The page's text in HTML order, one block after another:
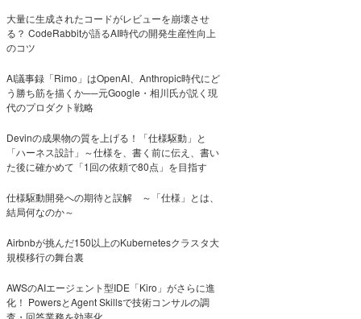
大量に生成されたコードがレビューを崩壊させ
る？ CodeRabbitが語るAI時代の開発生産性向上
のコツ
AI議事録「Rimo」はOpenAI、Anthropic時代にど
う勝ち筋を描くか──元Google・相川氏が説く現
代のプロダクト戦略
Devinの成果物の質を上げる！「仕様駆動」と
「ハーネス設計」～仕様を、書く前に伝え、書い
た後に確かめて「1回の依頼で80点」を目指す
仕様駆動開発への期待と誤解 ～「仕様」とは、
結局何なのか～
Airbnbが挑んだ150以上のKubernetesクラスタ大
規模移行の舞台裏
AWSのAIエージェント型IDE「Kiro」がさらに進
化！ PowersとAgent Skillsで技術コンサルの調
査・回答業務を効率化